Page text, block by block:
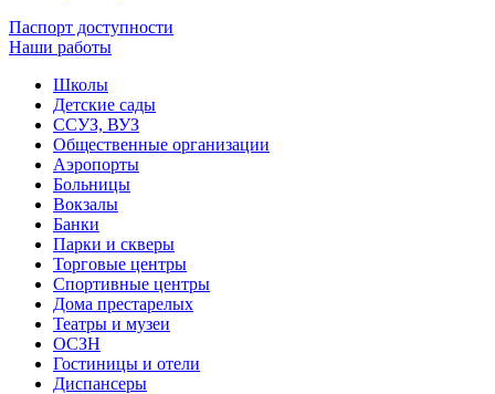
Паспорт доступности
Наши работы
Школы
Детские сады
ССУЗ, ВУЗ
Общественные организации
Аэропорты
Больницы
Вокзалы
Банки
Парки и скверы
Торговые центры
Спортивные центры
Дома престарелых
Театры и музеи
ОСЗН
Гостиницы и отели
Диспансеры